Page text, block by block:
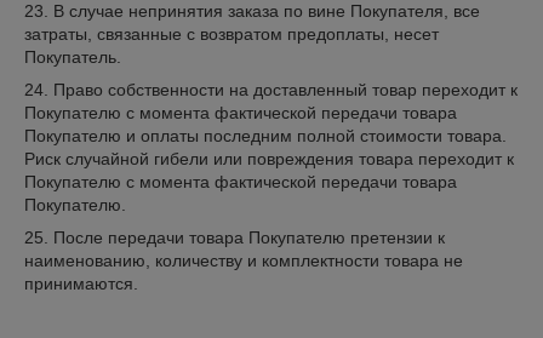
23. В случае непринятия заказа по вине Покупателя, все
затраты, связанные с возвратом предоплаты, несет
Покупатель.
24. Право собственности на доставленный товар переходит к
Покупателю с момента фактической передачи товара
Покупателю и оплаты последним полной стоимости товара.
Риск случайной гибели или повреждения товара переходит к
Покупателю с момента фактической передачи товара
Покупателю.
25. После передачи товара Покупателю претензии к
наименованию, количеству и комплектности товара не
принимаются.